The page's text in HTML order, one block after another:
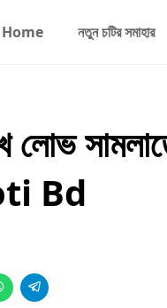
Home নতুন চটির সমাহার
লোভ
Bd